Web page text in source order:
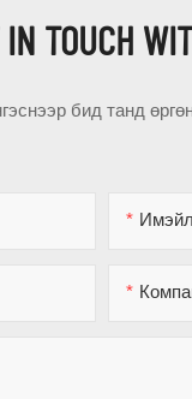
TOUCH
бид танд
Имэйл